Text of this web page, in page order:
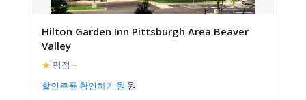
Hilton Garden Inn Pittsburgh Area Beaver
Valley
★ 평점 –
할인쿠폰 확인하기